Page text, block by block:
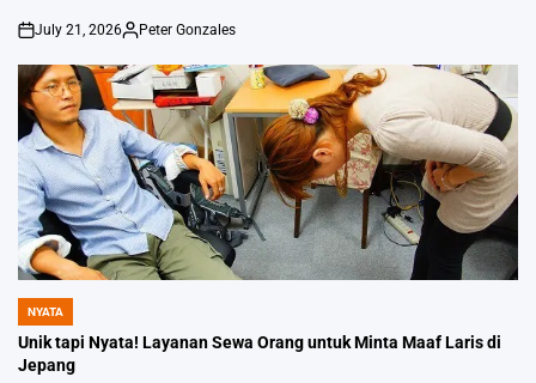
on
July 21, 2026
Posted
Peter Gonzales
POSTED
IN
NYATA
Unik tapi Nyata! Layanan Sewa Orang untuk Minta Maaf Laris di
Jepang